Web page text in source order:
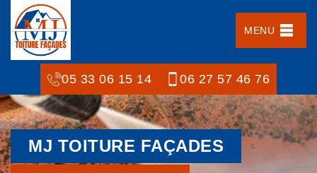
MENU
05 33 06 15 14 06 27 57 46 76
MJ TOITURE FAÇADES